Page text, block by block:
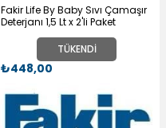
TÜKENDI
Fakir Life By Baby Sıvı Çamaşır
Deterjanı 1,5 Lt x 2'li Paket
₺448,00